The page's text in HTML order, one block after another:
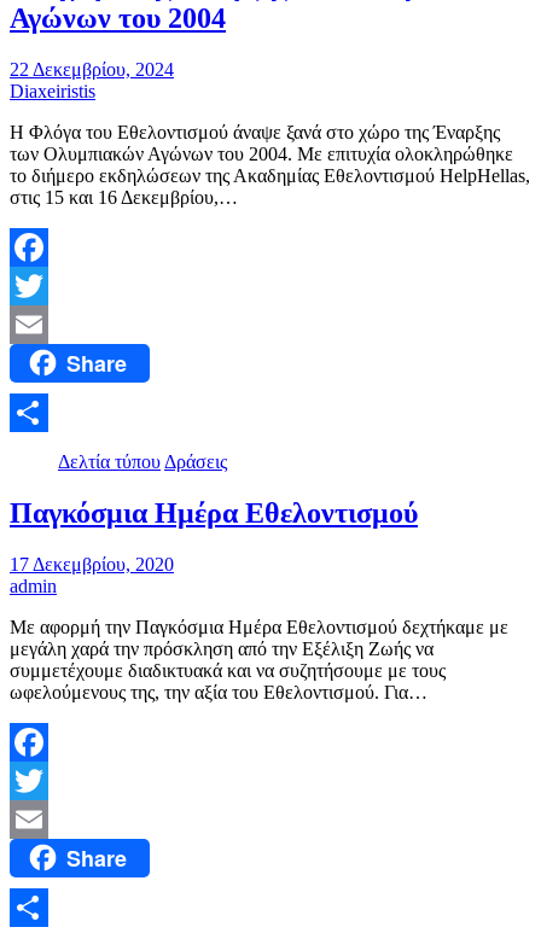
Αγώνων του 2004
22 Δεκεμβρίου, 2024
Diaxeiristis
Η Φλόγα του Εθελοντισμού άναψε ξανά στο χώρο της Έναρξης
των Ολυμπιακών Αγώνων του 2004. Με επιτυχία ολοκληρώθηκε
το διήμερο εκδηλώσεων της Ακαδημίας Εθελοντισμού HelpHellas,
στις 15 και 16 Δεκεμβρίου,…
Facebook
Twitter
Email Share
Μοιραστείτε
Δελτία τύπου Δράσεις
Παγκόσμια Ημέρα Εθελοντισμού
17 Δεκεμβρίου, 2020
admin
Με αφορμή την Παγκόσμια Ημέρα Εθελοντισμού δεχτήκαμε με
μεγάλη χαρά την πρόσκληση από την Εξέλιξη Ζωής να
συμμετέχουμε διαδικτυακά και να συζητήσουμε με τους
ωφελούμενους της, την αξία του Εθελοντισμού. Για…
Facebook
Twitter
Email Share